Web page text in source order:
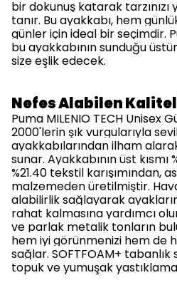
bir dokunuş katarak tarzınızı
tanır. Bu ayakkabı, hem
günler için ideal bir seçimdir.
bu ayakkabının sunduğu
size eşlik edecek.
Nefes Alabilen
Puma MILENIO TECH Unisex
2000'lerin şık vurgularıyla
ayakkabılarından ilham
sunar. Ayakkabının üst
%21.40 tekstil karışımından,
malzemeden üretilmiştir.
alabilirlik sağlayarak
rahat kalmasına yardımcı
ve parlak metalik tonların
hem iyi görünmenizi hem de
sağlar. SOFTFOAM+
topuk ve yumuşak